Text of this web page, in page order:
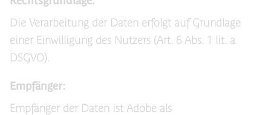
Die Verarbeitung der Daten erfolgt auf Grundlage
einer Einwilligung des Nutzers (Art. 6 Abs. 1 lit. a
DSGVO).
Empfänger:
Empfänger der Daten ist Adobe als